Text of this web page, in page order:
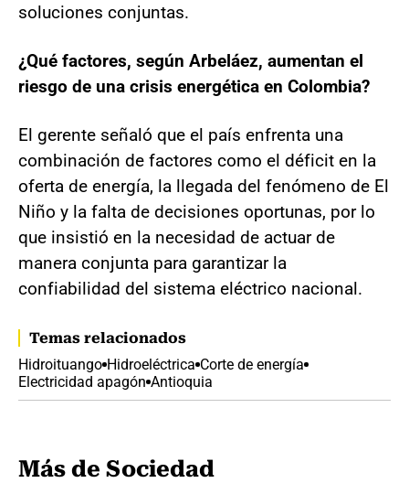
soluciones conjuntas.
¿Qué factores, según Arbeláez, aumentan el
riesgo de una crisis energética en Colombia?
El gerente señaló que el país enfrenta una
combinación de factores como el déficit en la
oferta de energía, la llegada del fenómeno de El
Niño y la falta de decisiones oportunas, por lo
que insistió en la necesidad de actuar de
manera conjunta para garantizar la
confiabilidad del sistema eléctrico nacional.
Temas relacionados
Hidroituango Hidroeléctrica Corte de energía
Electricidad apagón Antioquia
Más de Sociedad